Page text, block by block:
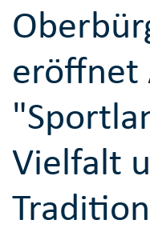
eröffnet
Vielfalt